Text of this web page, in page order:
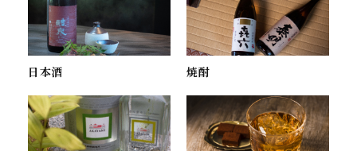
日本酒 焼酎